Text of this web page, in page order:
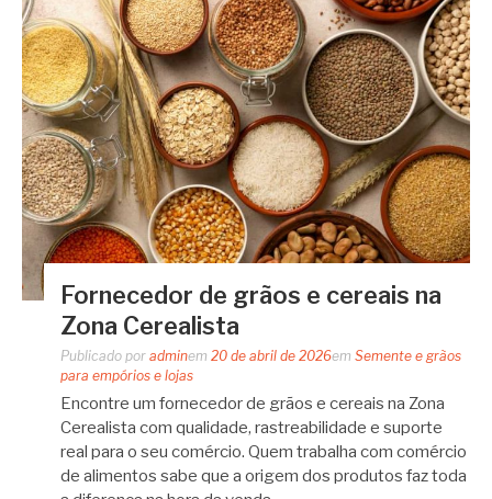
Fornecedor de grãos e cereais na
Zona Cerealista
Publicado por adminem 20 de abril de 2026em Semente e grãos
para empórios e lojas
Encontre um fornecedor de grãos e cereais na Zona
Cerealista com qualidade, rastreabilidade e suporte
real para o seu comércio. Quem trabalha com comércio
de alimentos sabe que a origem dos produtos faz toda